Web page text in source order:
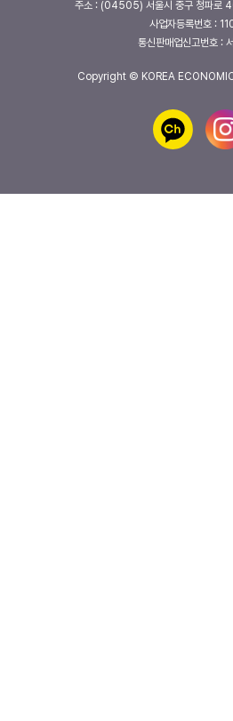
주소 : (04505) 서울시 중구 청파로
사업자등록번호 :
통신판매업신고번호 :
Copyright © KOREA